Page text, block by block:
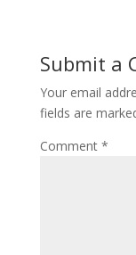
Submit a
Your email
fields are
Comment *